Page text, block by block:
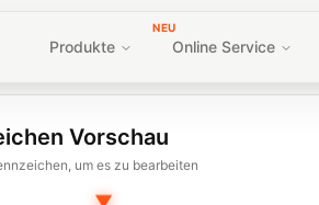
Produkte
NEU
Online Service
Vorschau
um es zu bearbeiten